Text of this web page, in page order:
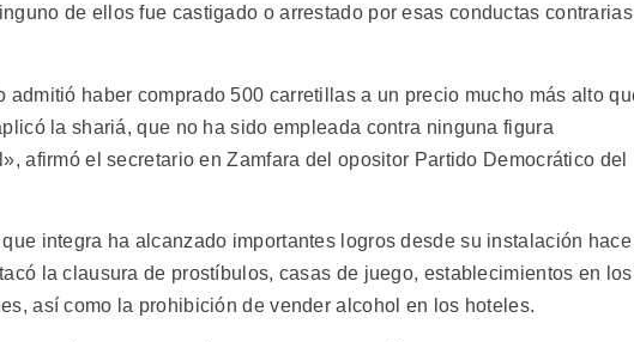
de ellos fue castigado o arrestado por esas conductas contrarias
admitió haber comprado 500 carretillas a un precio mucho más alto
la shariá, que no ha sido empleada contra ninguna figura
afirmó el secretario en Zamfara del opositor Partido Democrático del
integra ha alcanzado importantes logros desde su instalación hace
la clausura de prostíbulos, casas de juego, establecimientos en los
así como la prohibición de vender alcohol en los hoteles.